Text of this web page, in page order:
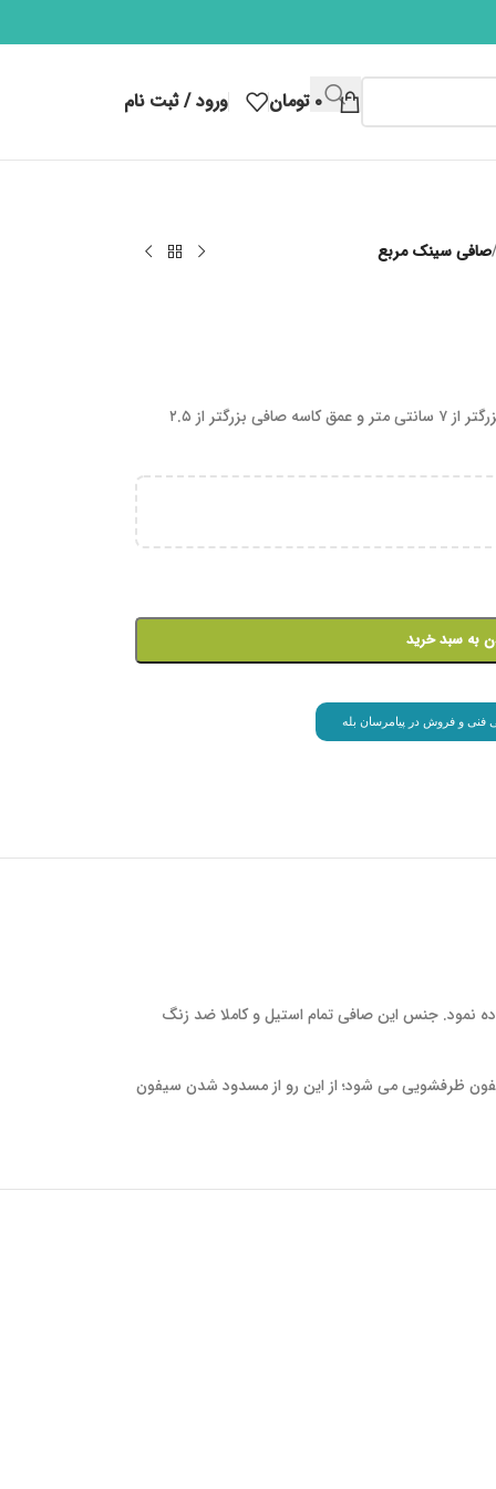
۰ تومان ورود / ثبت نام
/صافی سینک مربع
مناسب برای کفشور سینک هایی با قطر داخلی بزرگتر از ۷ سانتی متر و عمق کاسه صافی بزرگتر از ۲.۵
به سبد خرید
فنی و فروش در پیامرسان بله
نمود. جنس این صافی تمام استیل و کاملا ضد زنگ
ظرفشویی می شود؛ از این رو از مسدود شدن سیفون